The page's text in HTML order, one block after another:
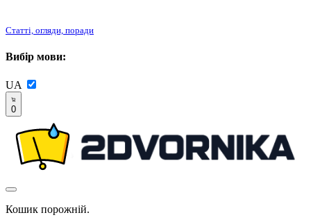
Статті, огляди, поради
Вибір мови:
UA
0
Кошик порожній.